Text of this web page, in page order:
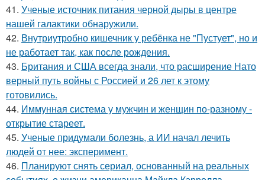
41. Ученые источник питания черной дыры в центре
нашей галактики обнаружили.
42. Внутриутробно кишечник у ребёнка не "Пустует", но и
не работает так, как после рождения.
43. Британия и США всегда знали, что расширение Нато
верный путь войны с Россией и 26 лет к этому
готовились.
44. Иммунная система у мужчин и женщин по-разному -
открытие стареет.
45. Ученые придумали болезнь, а ИИ начал лечить
людей от нее: эксперимент.
46. Планируют снять сериал, основанный на реальных